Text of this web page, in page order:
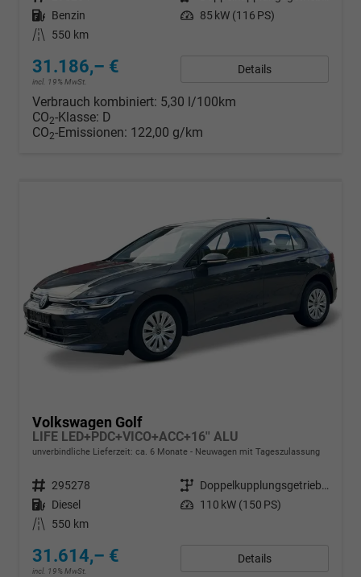
Kraftstoff Benzin Leistung 85 kW (116 PS)
Kilometerstand
550 km
31.186,– €
incl. 19% MwSt.
Details
Verbrauch kombiniert: 5,30 l/100km
CO2-Klasse: D
CO2-Emissionen: 122,00 g/km
Volkswagen Golf
LIFE LED+PDC+VICO+ACC+16'' ALU
unverbindliche Lieferzeit: ca. 6 Monate Neuwagen mit Tageszulassung
Fahrzeugnr. 295278 Getriebe
Doppelkupplungsgetriebe (DSG)
Kraftstoff Diesel Leistung 110 kW (150 PS)
Kilometerstand
550 km
31.614,– €
incl. 19% MwSt.
Details